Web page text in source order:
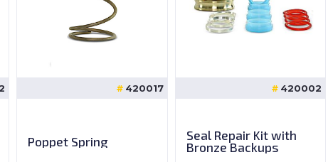
420017
Poppet Spring
420002
Seal Repair Kit with
Bronze Backups